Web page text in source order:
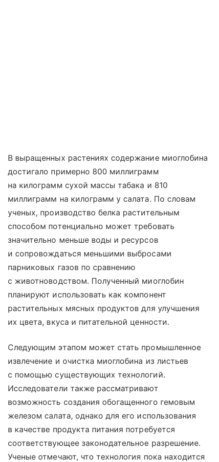
В выращенных растениях содержание миоглобина
достигало примерно 800 миллиграмм
на килограмм сухой массы табака и 810
миллиграмм на килограмм у салата. По словам
ученых, производство белка растительным
способом потенциально может требовать
значительно меньше воды и ресурсов
и сопровождаться меньшими выбросами
парниковых газов по сравнению
с животноводством. Полученный миоглобин
планируют использовать как компонент
растительных мясных продуктов для улучшения
их цвета, вкуса и питательной ценности.
Следующим этапом может стать промышленное
извлечение и очистка миоглобина из листьев
с помощью существующих технологий.
Исследователи также рассматривают
возможность создания обогащенного гемовым
железом салата, однако для его использования
в качестве продукта питания потребуется
соответствующее законодательное разрешение.
Ученые отмечают, что технология пока находится